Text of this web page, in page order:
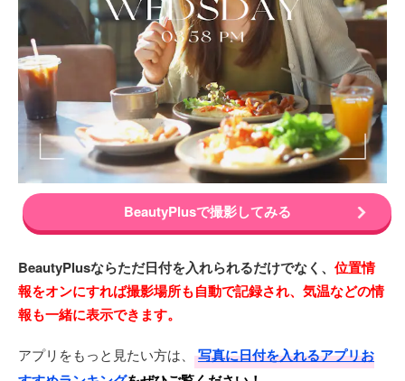
BeautyPlusで撮影してみる
BeautyPlusならただ日付を入れられるだけでなく、 位置情
報をオンにすれば撮影場所も自動で記録され、気温などの情
報も一緒に表示できます。
アプリをもっと見たい方は、
写真に日付を入れるアプリお